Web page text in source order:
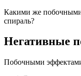
Какими же побочными
спираль?
Негативные
Побочными